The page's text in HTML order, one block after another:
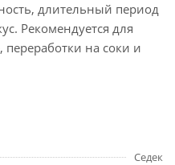
длительный период
Рекомендуется для
на соки и
Седек